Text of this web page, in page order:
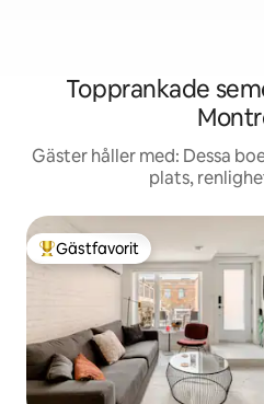
Topprankade
Gäster håller med: Dessa
plats,
Populär gästfavorit
Gästfavorit